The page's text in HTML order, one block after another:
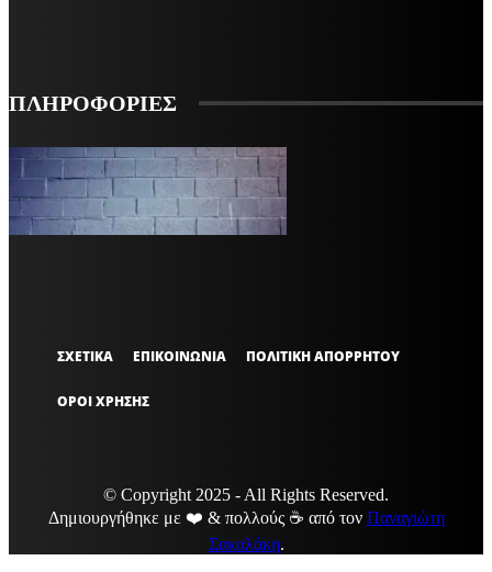
ΠΛΗΡΟΦΟΡΙΕΣ
VARiEMAi
OFFICIAL
ΣΧΕΤΙΚΑ ΕΠΙΚΟΙΝΩΝΙΑ ΠΟΛΙΤΙΚΗ ΑΠΟΡΡΗΤΟΥ
ΟΡΟΙ ΧΡΗΣΗΣ
© Copyright 2025 - All Rights Reserved.
Δημιουργήθηκε με ❤️ & πολλούς ☕ από τον Παναγιώτη
Σακαλάκη.